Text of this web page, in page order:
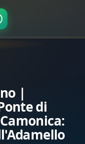
|
di